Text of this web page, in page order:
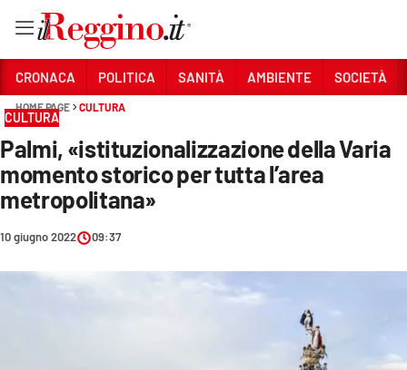
Sezioni
CRONACA
POLITICA
SANITÀ
AMBIENTE
CRONACA POLITICA SANITÀ AMBIENTE SOCIETÀ
HOME PAGE CULTURA
CULTURA
Palmi, «istituzionalizzazione della Varia
momento storico per tutta l’area
metropolitana»
10 giugno 2022 09:37